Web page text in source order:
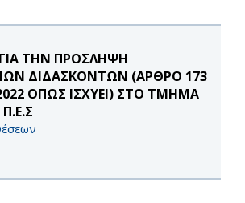
ΤΗΝ ΠΡΟΣΛΗΨΗ
ΔΙΔΑΣΚΟΝΤΩΝ (ΑΡΘΡΟ 173
ΟΠΩΣ ΙΣΧΥΕΙ) ΣΤΟ ΤΜΗΜΑ